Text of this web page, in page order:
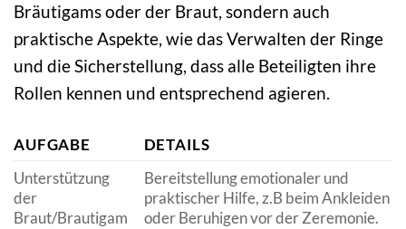
Bräutigams oder der Braut, sondern auch
praktische Aspekte, wie das Verwalten der Ringe
und die Sicherstellung, dass alle Beteiligten ihre
Rollen kennen und entsprechend agieren.
AUFGABE
DETAILS
Unterstützung
der
Braut/Brautigam
Bereitstellung emotionaler und
praktischer Hilfe, z.B beim Ankleiden
oder Beruhigen vor der Zeremonie.